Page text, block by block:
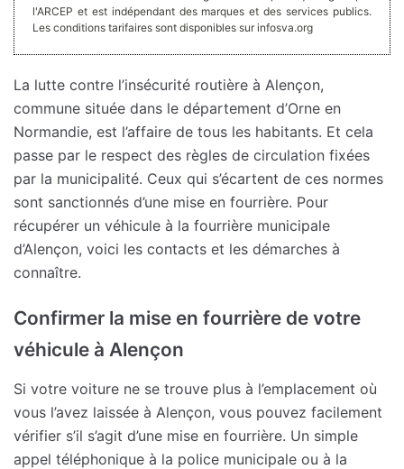
l'ARCEP et est indépendant des marques et des services publics.
Les conditions tarifaires sont disponibles sur infosva.org
La lutte contre l’insécurité routière à Alençon,
commune située dans le département d’Orne en
Normandie, est l’affaire de tous les habitants. Et cela
passe par le respect des règles de circulation fixées
par la municipalité. Ceux qui s’écartent de ces normes
sont sanctionnés d’une mise en fourrière. Pour
récupérer un véhicule à la fourrière municipale
d’Alençon, voici les contacts et les démarches à
connaître.
Confirmer la mise en fourrière de votre
véhicule à Alençon
Si votre voiture ne se trouve plus à l’emplacement où
vous l’avez laissée à Alençon, vous pouvez facilement
vérifier s’il s’agit d’une mise en fourrière. Un simple
appel téléphonique à la police municipale ou à la